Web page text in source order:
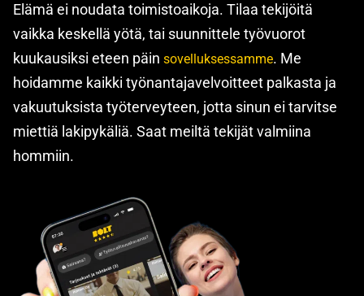
Elämä ei noudata toimistoaikoja. Tilaa tekijöitä
vaikka keskellä yötä, tai suunnittele työvuorot
kuukausiksi eteen päin sovelluksessamme. Me
hoidamme kaikki työnantajavelvoitteet palkasta ja
vakuutuksista työterveyteen, jotta sinun ei tarvitse
miettiä lakipykäliä. Saat meiltä tekijät valmiina
hommiin.